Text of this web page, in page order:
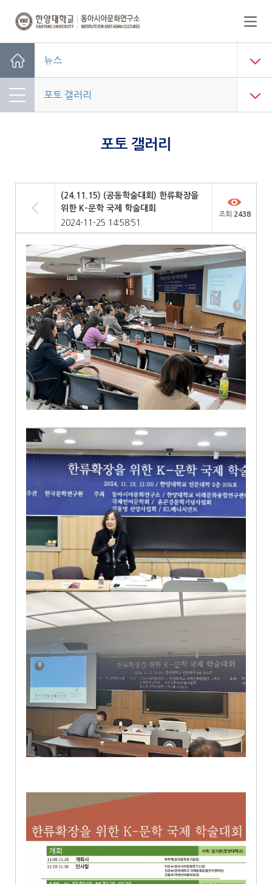
한양대학교
동아시아문화연구소
메인페이지
바로가기
뉴스
포토 갤러리
포토 갤러리
(24.11.15) (공동학술대회) 한류확장을
위한 K-문학 국제 학술대회
조회 2438
2024-11-25 14:58:51